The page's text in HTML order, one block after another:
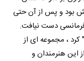
بود و پس از آن حتی
دست نیافت.
کرد ، مجموعه ای از
این هنرمندان و